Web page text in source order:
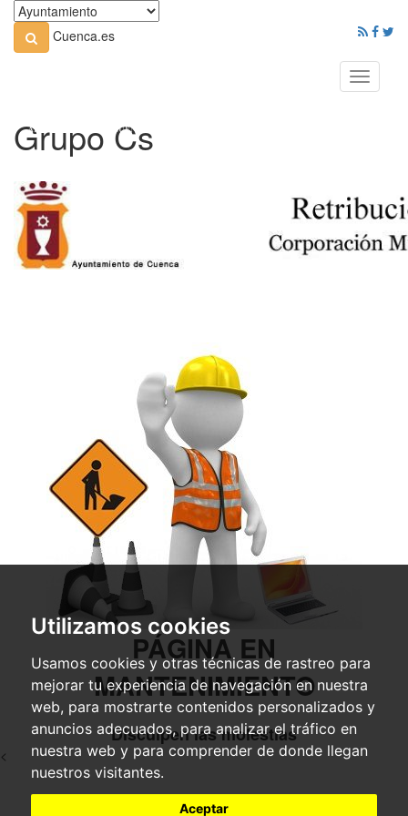
Utilizamos cookies
Usamos cookies y otras técnicas de rastreo para
mejorar tu experiencia de navegación en nuestra
web, para mostrarte contenidos personalizados y
anuncios adecuados, para analizar el tráfico en
nuestra web y para comprender de donde llegan
nuestros visitantes.
Aceptar
Cuenca.es
Toggle
Grupo Cs
PÁGINA EN
MANTENIMIENTO
Disculpen las molestias
<